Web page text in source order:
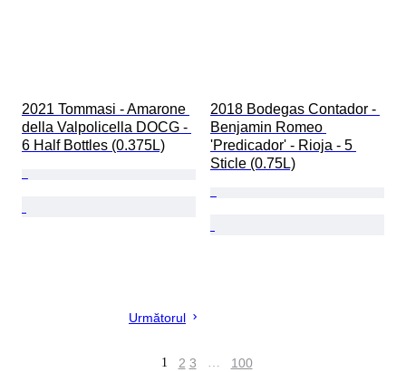
2021 Tommasi - Amarone
della Valpolicella DOCG -
6 Half Bottles (0.375L)
2018 Bodegas Contador -
Benjamin Romeo
'Predicador' - Rioja - 5
Sticle (0.75L)
Următorul
1 2 3 … 100